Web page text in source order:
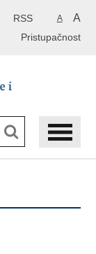
A A
RSS
Pristupačnost